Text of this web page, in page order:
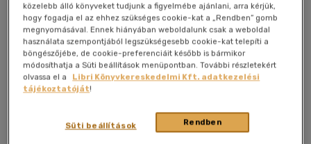
Megosztom
közelebb álló könyveket tudjunk a figyelmébe ajánlani, arra kérjük,
hogy fogadja el az ehhez szükséges cookie-kat a „Rendben” gomb
megnyomásával. Ennek hiányában weboldalunk csak a weboldal
használata szempontjából legszükségesebb cookie-kat telepíti a
böngészőjébe, de cookie-preferenciáit később is bármikor
módosíthatja a Süti beállítások menüpontban. További részletekért
olvassa el a
Libri Könyvkereskedelmi Kft. adatkezelési
tájékoztatóját!
Rendben
Süti beállítások